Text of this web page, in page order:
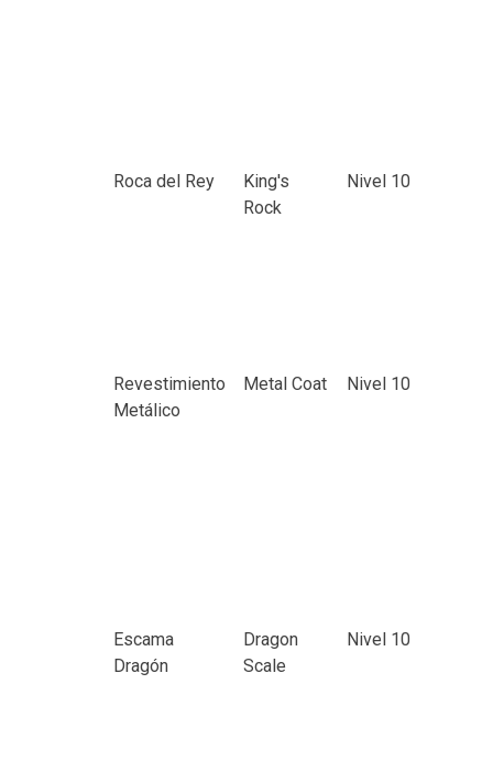
Roca del Rey
King's
Rock
Nivel 10
Revestimiento
Metálico
Metal Coat Nivel 10
Escama
Dragón
Dragon
Scale
Nivel 10